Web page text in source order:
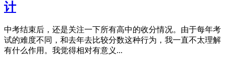
计
中考结束后，还是关注一下所有高中的收分情况。由于每年考
试的难度不同，和去年去比较分数这种行为，我一直不太理解
有什么作用。我觉得相对有意义...